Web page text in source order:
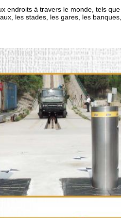
endroits à travers le monde, tels
les stades, les gares, les